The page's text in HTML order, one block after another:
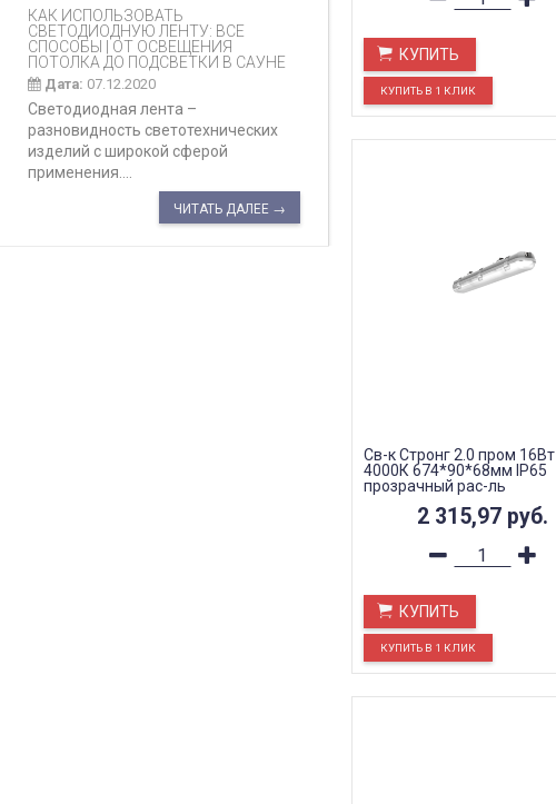
КАК ИСПОЛЬЗОВАТЬ
СВЕТОДИОДНУЮ ЛЕНТУ: ВСЕ
СПОСОБЫ | ОТ ОСВЕЩЕНИЯ
ПОТОЛКА ДО ПОДСВЕТКИ В САУНЕ
Дата: 07.12.2020
Светодиодная лента –
разновидность светотехнических
изделий с широкой сферой
применения....
ЧИТАТЬ ДАЛЕЕ →
КУПИТЬ
Св-к Стронг 2.0 пром 16Вт
4000К 674*90*68мм IP65
прозрачный рас-ль
2 315,97 руб.
КУПИТЬ